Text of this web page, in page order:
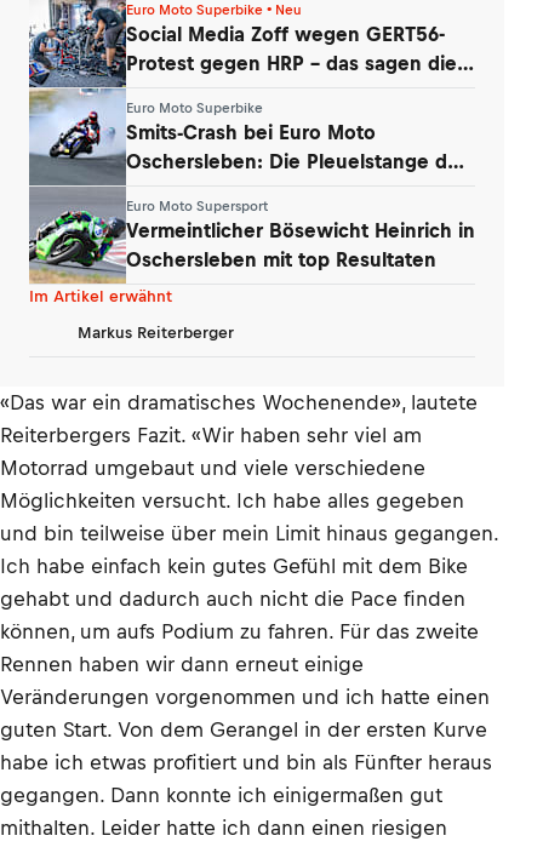
Euro Moto Superbike • Neu
Social Media Zoff wegen GERT56-
Protest gegen HRP – das sagen die
Euro Moto Superbike
Smits-Crash bei Euro Moto
Oschersleben: Die Pleuelstange der
Euro Moto Supersport
Vermeintlicher Bösewicht Heinrich in
Oschersleben mit top Resultaten
Im Artikel erwähnt
Markus Reiterberger
«Das war ein dramatisches Wochenende», lautete
Reiterbergers Fazit. «Wir haben sehr viel am
Motorrad umgebaut und viele verschiedene
Möglichkeiten versucht. Ich habe alles gegeben
und bin teilweise über mein Limit hinaus gegangen.
Ich habe einfach kein gutes Gefühl mit dem Bike
gehabt und dadurch auch nicht die Pace finden
können, um aufs Podium zu fahren. Für das zweite
Rennen haben wir dann erneut einige
Veränderungen vorgenommen und ich hatte einen
guten Start. Von dem Gerangel in der ersten Kurve
habe ich etwas profitiert und bin als Fünfter heraus
gegangen. Dann konnte ich einigermaßen gut
mithalten. Leider hatte ich dann einen riesigen